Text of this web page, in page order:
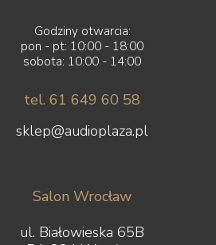
Godziny otwarcia:
pon - pt: 10:00 - 18:00
sobota: 10:00 - 14:00
tel. 61 649 60 58
sklep@audioplaza.pl
Salon Wrocław
ul. Białowieska 65B